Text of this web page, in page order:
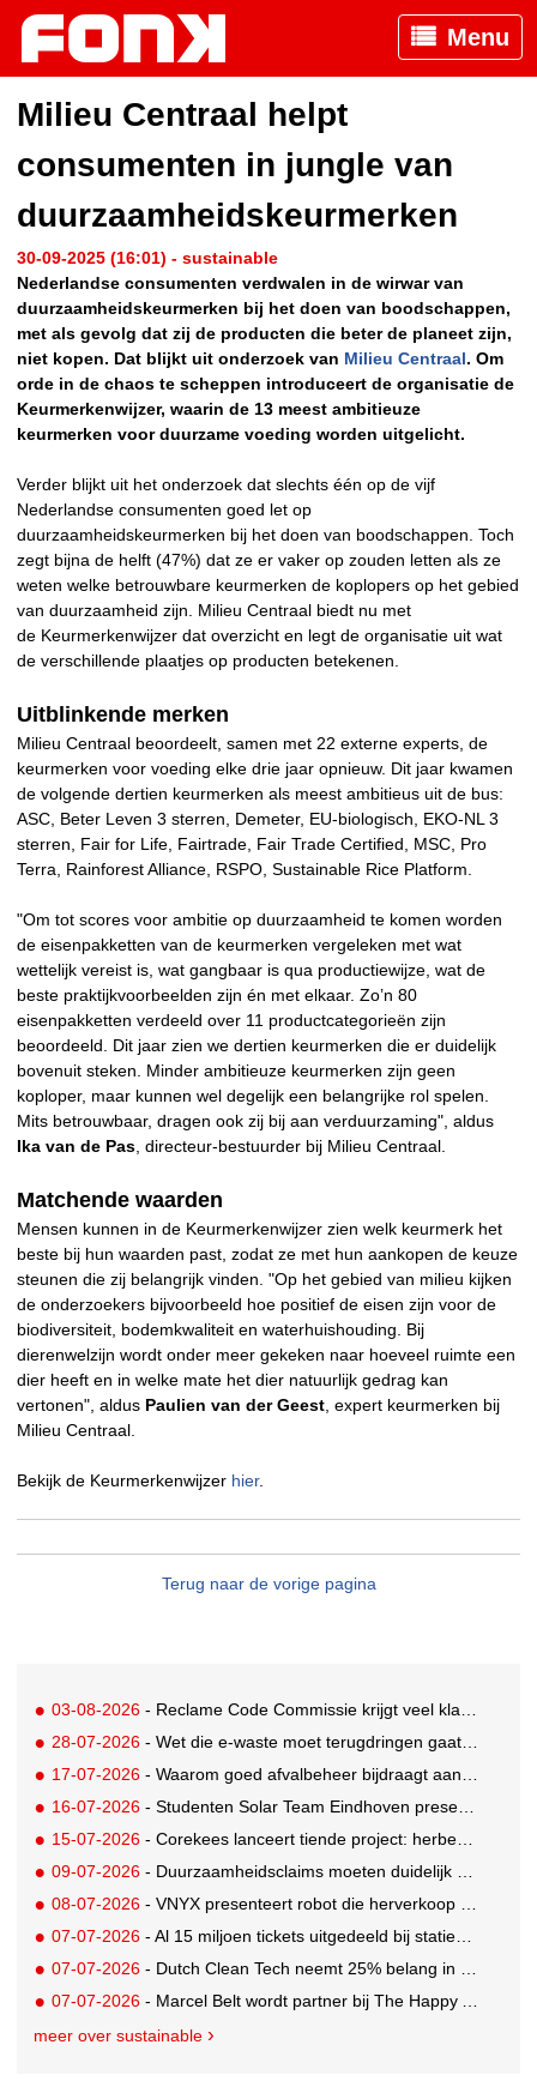
Menu
Milieu Centraal helpt
consumenten in jungle van
duurzaamheidskeurmerken
30-09-2025 (16:01) - sustainable
Nederlandse consumenten verdwalen in de wirwar van
duurzaamheidskeurmerken bij het doen van boodschappen,
met als gevolg dat zij de producten die beter de planeet zijn,
niet kopen. Dat blijkt uit onderzoek van Milieu Centraal. Om
orde in de chaos te scheppen introduceert de organisatie de
Keurmerkenwijzer, waarin de 13 meest ambitieuze
keurmerken voor duurzame voeding worden uitgelicht.
Verder blijkt uit het onderzoek dat slechts één op de vijf
Nederlandse consumenten goed let op
duurzaamheidskeurmerken bij het doen van boodschappen. Toch
zegt bijna de helft (47%) dat ze er vaker op zouden letten als ze
weten welke betrouwbare keurmerken de koplopers op het gebied
van duurzaamheid zijn. Milieu Centraal biedt nu met
de Keurmerkenwijzer dat overzicht en legt de organisatie uit wat
de verschillende plaatjes op producten betekenen.
Uitblinkende merken
Milieu Centraal beoordeelt, samen met 22 externe experts, de
keurmerken voor voeding elke drie jaar opnieuw. Dit jaar kwamen
de volgende dertien keurmerken als meest ambitieus uit de bus:
ASC, Beter Leven 3 sterren, Demeter, EU-biologisch, EKO-NL 3
sterren, Fair for Life, Fairtrade, Fair Trade Certified, MSC, Pro
Terra, Rainforest Alliance, RSPO, Sustainable Rice Platform.
"Om tot scores voor ambitie op duurzaamheid te komen worden
de eisenpakketten van de keurmerken vergeleken met wat
wettelijk vereist is, wat gangbaar is qua productiewijze, wat de
beste praktijkvoorbeelden zijn én met elkaar. Zo’n 80
eisenpakketten verdeeld over 11 productcategorieën zijn
beoordeeld. Dit jaar zien we dertien keurmerken die er duidelijk
bovenuit steken. Minder ambitieuze keurmerken zijn geen
koploper, maar kunnen wel degelijk een belangrijke rol spelen.
Mits betrouwbaar, dragen ook zij bij aan verduurzaming", aldus
Ika van de Pas , directeur-bestuurder bij Milieu Centraal.
Matchende waarden
Mensen kunnen in de Keurmerkenwijzer zien welk keurmerk het
beste bij hun waarden past, zodat ze met hun aankopen de keuze
steunen die zij belangrijk vinden. "Op het gebied van milieu kijken
de onderzoekers bijvoorbeeld hoe positief de eisen zijn voor de
biodiversiteit, bodemkwaliteit en waterhuishouding. Bij
dierenwelzijn wordt onder meer gekeken naar hoeveel ruimte een
dier heeft en in welke mate het dier natuurlijk gedrag kan
vertonen", aldus Paulien van der Geest , expert keurmerken bij
Milieu Centraal.
Bekijk de Keurmerkenwijzer hier.
Terug naar de vorige pagina
03-08-2026 - Reclame Code Commissie krijgt veel klachten over duurzaamheidsclaims
28-07-2026 - Wet die e-waste moet terugdringen gaat in, maar veel Nederlanders hebben er nog nooit van gehoord
17-07-2026 - Waarom goed afvalbeheer bijdraagt aan een professionelere bedrijfsvoering
16-07-2026 - Studenten Solar Team Eindhoven presenteren 's werelds eerste zonne-ambulance
15-07-2026 - Corekees lanceert tiende project: herbebossing met koffie
09-07-2026 - Duurzaamheidsclaims moeten duidelijk en controleerbaar zijn vanaf 27 september
08-07-2026 - VNYX presenteert robot die herverkoop van kleding vergemakkelijkt
07-07-2026 - Al 15 miljoen tickets uitgedeeld bij statiegeldwinactie met Tikkie
07-07-2026 - Dutch Clean Tech neemt 25% belang in bijna honderd jaar oud drinkwaterbedrijf in Guatemala
07-07-2026 - Marcel Belt wordt partner bij The Happy Activist
meer over sustainable